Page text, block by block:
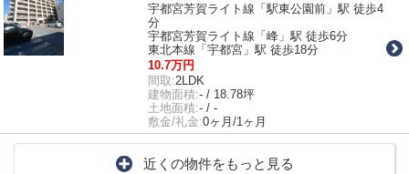
宇都宮芳賀ライト線「駅東公園前」駅 徒歩4
分
宇都宮芳賀ライト線「峰」駅 徒歩6分
東北本線「宇都宮」駅 徒歩18分
10.7万円
間取:2LDK
建物面積:- / 18.78坪
土地面積:- / -
敷金/礼金:0ヶ月/1ヶ月
近くの物件をもっと見る